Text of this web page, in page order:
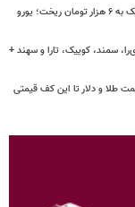
قیمت دلار، یورو و سایر ارزها امروز ۱۷ مردادماه ۱۴۰۵/ دلار نزدیک به ۶ هزار تومان ریخت؛ یورو
سمند، کوییک، تارا و سهند +
طلا و دلار تا این کف قیمتی